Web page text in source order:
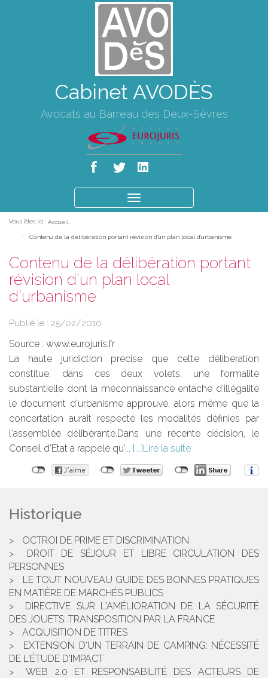
Cabinet AVODÈS
Avocats au Barreau des Deux-Sèvres
le
Vous êtes ici : Accueil
Contenu de la délibération portant révision d'un plan local d'urbanisme
Contenu de la délibération portant
révision d'un plan local
d'urbanisme
Publié le : 25/02/2010
Source : www.eurojuris.fr
La haute juridiction précise que cette délibération
constitue, dans ces deux volets, une formalité
substantielle dont la méconnaissance entache d'illégalité
le document d'urbanisme approuvé, alors même que la
concertation aurait respecté les modalités définies par
l'assemblée délibérante.Dans une récente décision, le
Conseil d'Etat a rappelé qu'...
Lire la suite
Historique
OCTROI DE PRIME ET DISCRIMINATION
DROIT DE SÉJOUR ET LIBRE CIRCULATION DES
PERSONNES
LE TOUT NOUVEAU GUIDE DES BONNES PRATIQUES
EN MATIÈRE DE MARCHÉS PUBLICS
DIRECTIVE SUR L'AMÉLIORATION DE LA SÉCURITÉ
DES JOUETS: TRANSPOSITION PAR LA FRANCE
ACQUISITION DE TITRES
EXTENSION D'UN TERRAIN DE CAMPING: NÉCESSITÉ
DE L'ÉTUDE D'IMPACT
WEB 2.0 ET RESPONSABILITÉ DES ACTEURS DE